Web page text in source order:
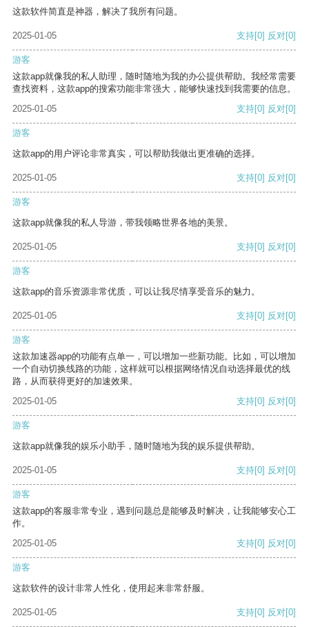
这款软件简直是神器，解决了我所有问题。
2025-01-05 支持[0] 反对[0]
游客
这款app就像我的私人助理，随时随地为我的办公提供帮助。我经常需要
查找资料，这款app的搜索功能非常强大，能够快速找到我需要的信息。
2025-01-05
支持[0] 反对[0]
游客
这款app的用户评论非常真实，可以帮助我做出更准确的选择。
2025-01-05 支持[0] 反对[0]
游客
这款app就像我的私人导游，带我领略世界各地的美景。
2025-01-05 支持[0] 反对[0]
游客
这款app的音乐资源非常优质，可以让我尽情享受音乐的魅力。
2025-01-05 支持[0] 反对[0]
游客
这款加速器app的功能有点单一，可以增加一些新功能。比如，可以增加
一个自动切换线路的功能，这样就可以根据网络情况自动选择最优的线
路，从而获得更好的加速效果。
2025-01-05
支持[0] 反对[0]
游客
这款app就像我的娱乐小助手，随时随地为我的娱乐提供帮助。
2025-01-05 支持[0] 反对[0]
游客
这款app的客服非常专业，遇到问题总是能够及时解决，让我能够安心工
作。
2025-01-05
支持[0] 反对[0]
游客
这款软件的设计非常人性化，使用起来非常舒服。
2025-01-05 支持[0] 反对[0]